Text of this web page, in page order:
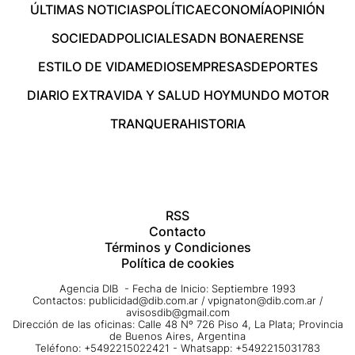
ÚLTIMAS NOTICIASPOLÍTICAECONOMÍAOPINIÓN
SOCIEDADPOLICIALESADN BONAERENSE
ESTILO DE VIDAMEDIOSEMPRESASDEPORTES
DIARIO EXTRAVIDA Y SALUD HOYMUNDO MOTOR
TRANQUERAHISTORIA
RSS
Contacto
Términos y Condiciones
Política de cookies
Agencia DIB - Fecha de Inicio: Septiembre 1993
Contactos: publicidad@dib.com.ar / vpignaton@dib.com.ar /
avisosdib@gmail.com
Dirección de las oficinas: Calle 48 Nº 726 Piso 4, La Plata; Provincia
de Buenos Aires, Argentina
Teléfono: +5492215022421 - Whatsapp: +5492215031783